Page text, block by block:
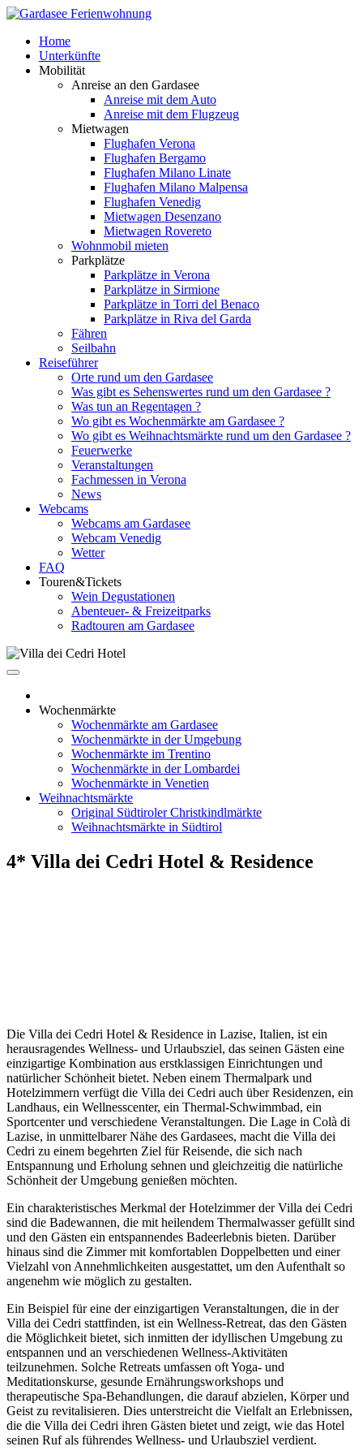
Home
Unterkünfte
Mobilität
Anreise an den Gardasee
Anreise mit dem Auto
Anreise mit dem Flugzeug
Mietwagen
Flughafen Verona
Flughafen Bergamo
Flughafen Milano Linate
Flughafen Milano Malpensa
Flughafen Venedig
Mietwagen Desenzano
Mietwagen Rovereto
Wohnmobil mieten
Parkplätze
Parkplätze in Verona
Parkplätze in Sirmione
Parkplätze in Torri del Benaco
Parkplätze in Riva del Garda
Fähren
Seilbahn
Reiseführer
Orte rund um den Gardasee
Was gibt es Sehenswertes rund um den Gardasee ?
Was tun an Regentagen ?
Wo gibt es Wochenmärkte am Gardasee ?
Wo gibt es Weihnachtsmärkte rund um den Gardasee ?
Feuerwerke
Veranstaltungen
Fachmessen in Verona
News
Webcams
Webcams am Gardasee
Webcam Venedig
Wetter
FAQ
Touren&Tickets
Wein Degustationen
Abenteuer- & Freizeitparks
Radtouren am Gardasee
Wochenmärkte
Wochenmärkte am Gardasee
Wochenmärkte in der Umgebung
Wochenmärkte im Trentino
Wochenmärkte in der Lombardei
Wochenmärkte in Venetien
Weihnachtsmärkte
Original Südtiroler Christkindlmärkte
Weihnachtsmärkte in Südtirol
4* Villa dei Cedri Hotel & Residence
Die Villa dei Cedri Hotel & Residence in Lazise, Italien, ist ein
herausragendes Wellness- und Urlaubsziel, das seinen Gästen eine
einzigartige Kombination aus erstklassigen Einrichtungen und
natürlicher Schönheit bietet. Neben einem Thermalpark und
Hotelzimmern verfügt die Villa dei Cedri auch über Residenzen, ein
Landhaus, ein Wellnesscenter, ein Thermal-Schwimmbad, ein
Sportcenter und verschiedene Veranstaltungen. Die Lage in Colà di
Lazise, in unmittelbarer Nähe des Gardasees, macht die Villa dei
Cedri zu einem begehrten Ziel für Reisende, die sich nach
Entspannung und Erholung sehnen und gleichzeitig die natürliche
Schönheit der Umgebung genießen möchten.
Ein charakteristisches Merkmal der Hotelzimmer der Villa dei Cedri
sind die Badewannen, die mit heilendem Thermalwasser gefüllt sind
und den Gästen ein entspannendes Badeerlebnis bieten. Darüber
hinaus sind die Zimmer mit komfortablen Doppelbetten und einer
Vielzahl von Annehmlichkeiten ausgestattet, um den Aufenthalt so
angenehm wie möglich zu gestalten.
Ein Beispiel für eine der einzigartigen Veranstaltungen, die in der
Villa dei Cedri stattfinden, ist ein Wellness-Retreat, das den Gästen
die Möglichkeit bietet, sich inmitten der idyllischen Umgebung zu
entspannen und an verschiedenen Wellness-Aktivitäten
teilzunehmen. Solche Retreats umfassen oft Yoga- und
Meditationskurse, gesunde Ernährungsworkshops und
therapeutische Spa-Behandlungen, die darauf abzielen, Körper und
Geist zu revitalisieren. Dies unterstreicht die Vielfalt an Erlebnissen,
die die Villa dei Cedri ihren Gästen bietet und zeigt, wie das Hotel
seinen Ruf als führendes Wellness- und Urlaubsziel verdient.